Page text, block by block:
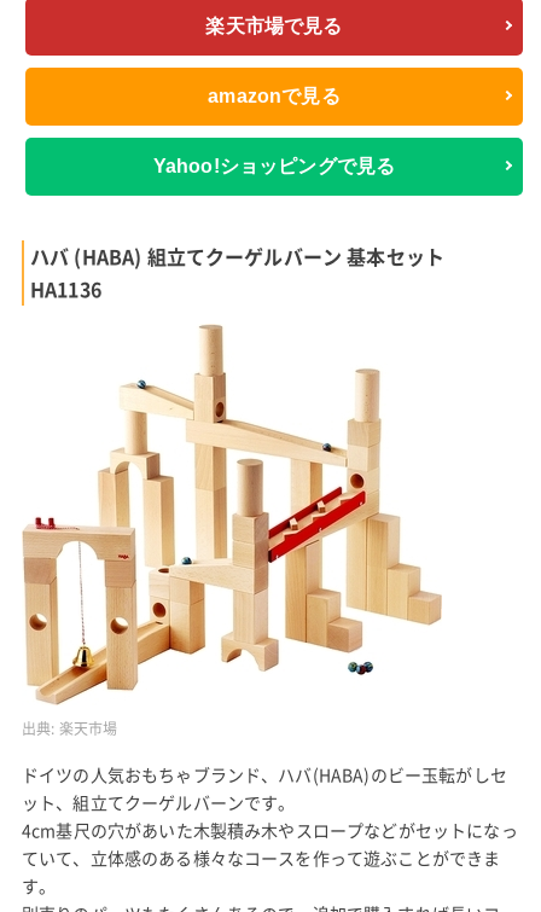
楽天市場で見る
amazonで見る
Yahoo!ショッピングで見る
ハバ (HABA) 組立てクーゲルバーン 基本セット
HA1136
出典: 楽天市場
ドイツの人気おもちゃブランド、ハバ(HABA)のビー玉転がしセ
ット、組立てクーゲルバーンです。
4cm基尺の穴があいた木製積み木やスロープなどがセットになっ
ていて、立体感のある様々なコースを作って遊ぶことができま
す。